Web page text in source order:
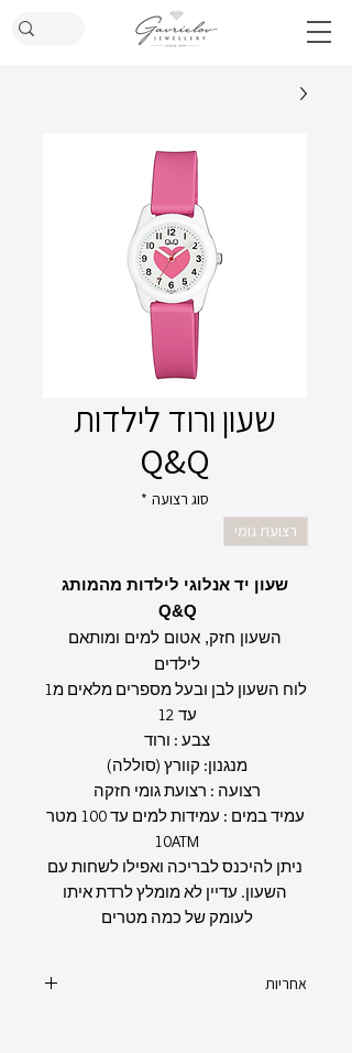
שעון ורוד לילדות
Q&Q
סוג רצועה *
רצועת גומי
שעון יד אנלוגי לילדות מהמותג
Q&Q
השעון חזק, אטום למים ומותאם
לילדים
לוח השעון לבן ובעל מספרים מלאים מ1
עד 12
צבע : ורוד
מנגנון: קוורץ (סוללה)
רצועה : רצועת גומי חזקה
עמיד במים : עמידות למים עד 100 מטר
10ATM
ניתן להיכנס לבריכה ואפילו לשחות עם
השעון. עדיין לא מומלץ לרדת איתו
לעומק של כמה מטרים
אחריות